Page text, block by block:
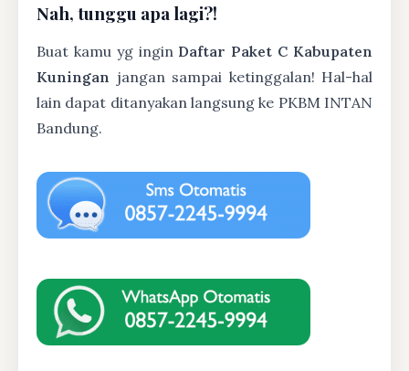
Nah, tunggu apa lagi?!
Buat kamu yg ingin Daftar Paket C Kabupaten
Kuningan jangan sampai ketinggalan! Hal-hal
lain dapat ditanyakan langsung ke PKBM INTAN
Bandung.